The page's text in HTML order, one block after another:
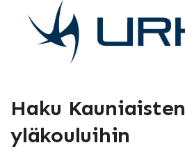
Haku Kauniaisten
yläkouluihin